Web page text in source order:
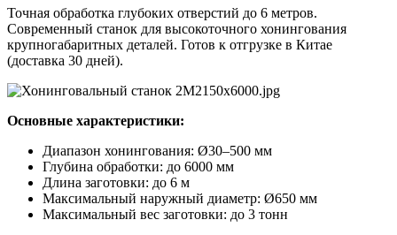
Точная обработка глубоких отверстий до 6 метров.
Современный станок для высокоточного хонингования
крупногабаритных деталей. Готов к отгрузке в Китае
(доставка 30 дней).
Основные характеристики:
Диапазон хонингования: Ø30–500 мм
Глубина обработки: до 6000 мм
Длина заготовки: до 6 м
Максимальный наружный диаметр: Ø650 мм
Максимальный вес заготовки: до 3 тонн